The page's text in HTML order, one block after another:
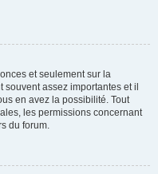
et seulement sur la
assez importantes et il
en avez la possibilité. Tout
les permissions concernant
du forum.